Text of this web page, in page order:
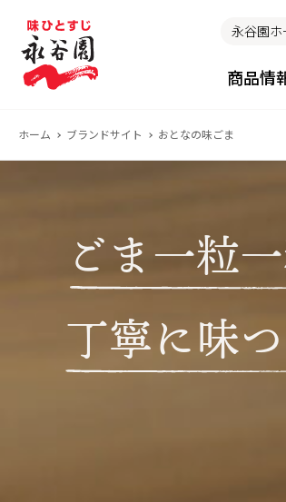
永谷園ホ
商品情
ホーム ブランドサイト おとなの味ごま
ごま一粒一
丁寧に味つ